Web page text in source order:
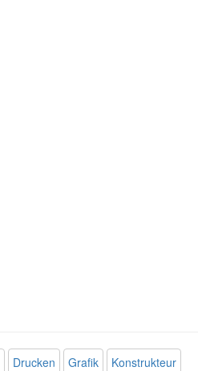
Drucken Grafik
Konstrukteur